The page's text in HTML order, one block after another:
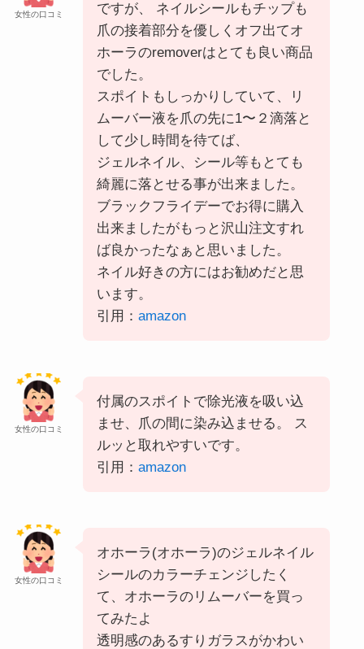
女性の口コミ
ですが、 ネイルシールもチップも
爪の接着部分を優しくオフ出てオ
ホーラのremoverはとても良い商品
でした。
スポイトもしっかりしていて、リ
ムーバー液を爪の先に1〜２滴落と
して少し時間を待てば、
ジェルネイル、シール等もとても
綺麗に落とせる事が出来ました。
ブラックフライデーでお得に購入
出来ましたがもっと沢山注文すれ
ば良かったなぁと思いました。
ネイル好きの方にはお勧めだと思
います。
引用： amazon
女性の口コミ
付属のスポイトで除光液を吸い込
ませ、爪の間に染み込ませる。 ス
ルッと取れやすいです。
引用： amazon
女性の口コミ
オホーラ(オホーラ)のジェルネイル
シールのカラーチェンジしたく
て、オホーラのリムーバーを買っ
てみたよ
透明感のあるすりガラスがかわい